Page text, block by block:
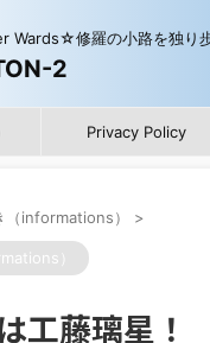
Wards☆修羅の小路を独り
2
Privacy Policy
（informations） >
）
工藤璃星